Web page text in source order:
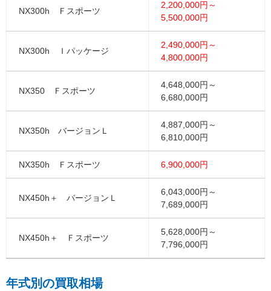
NX300h Ｆスポーツ
2,200,000円～
5,500,000円
NX300h Ｉパッケージ
2,490,000円～
4,800,000円
NX350 Ｆスポーツ
4,648,000円～
6,680,000円
NX350h バージョンＬ
4,887,000円～
6,810,000円
NX350h Ｆスポーツ 6,900,000円
NX450h＋ バージョンＬ
6,043,000円～
7,689,000円
NX450h＋ Ｆスポーツ
5,628,000円～
7,796,000円
年式別の買取相場